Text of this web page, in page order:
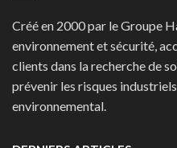
Créé en 2000 par le Groupe
environnement et sécurité,
clients dans la recherche de
prévenir les risques
environnemental.